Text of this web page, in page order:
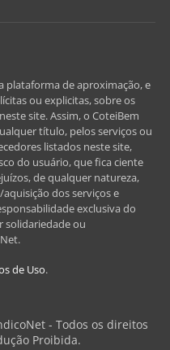
plataforma de aproximação, e
ou explicitas, sobre os
site. Assim, o CoteiBem
título, pelos serviços ou
listados neste site,
do usuário, que fica ciente
de qualquer natureza,
dos serviços e
exclusiva do
solidariedade ou
de Uso.
- Todos os direitos
Proibida.